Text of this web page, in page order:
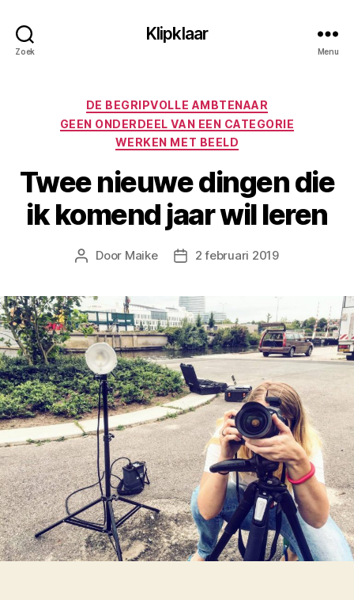
Zoek
Klipklaar
Menu
Categorieën
DE BEGRIPVOLLE AMBTENAAR
GEEN ONDERDEEL VAN EEN CATEGORIE
WERKEN MET BEELD
Twee nieuwe dingen die
ik komend jaar wil leren
Berichtauteur
Door Maike Berichtdatum
2 februari 2019